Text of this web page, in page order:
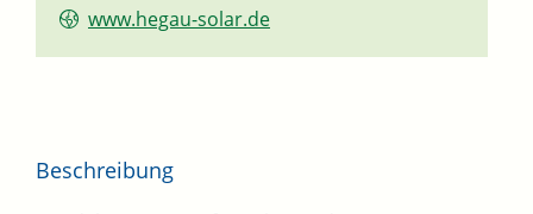
www.hegau-solar.de
Beschreibung